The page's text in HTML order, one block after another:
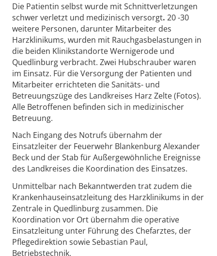
Die Patientin selbst wurde mit Schnittverletzungen
schwer verletzt und medizinisch versorgt. 20 -30
weitere Personen, darunter Mitarbeiter des
Harzklinikums, wurden mit Rauchgasbelastungen in
die beiden Klinikstandorte Wernigerode und
Quedlinburg verbracht. Zwei Hubschrauber waren
im Einsatz. Für die Versorgung der Patienten und
Mitarbeiter errichteten die Sanitäts- und
Betreuungszüge des Landkreises Harz Zelte (Fotos).
Alle Betroffenen befinden sich in medizinischer
Betreuung.
Nach Eingang des Notrufs übernahm der
Einsatzleiter der Feuerwehr Blankenburg Alexander
Beck und der Stab für Außergewöhnliche Ereignisse
des Landkreises die Koordination des Einsatzes.
Unmittelbar nach Bekanntwerden trat zudem die
Krankenhauseinsatzleitung des Harzklinikums in der
Zentrale in Quedlinburg zusammen. Die
Koordination vor Ort übernahm die operative
Einsatzleitung unter Führung des Chefarztes, der
Pflegedirektion sowie Sebastian Paul,
Betriebstechnik.